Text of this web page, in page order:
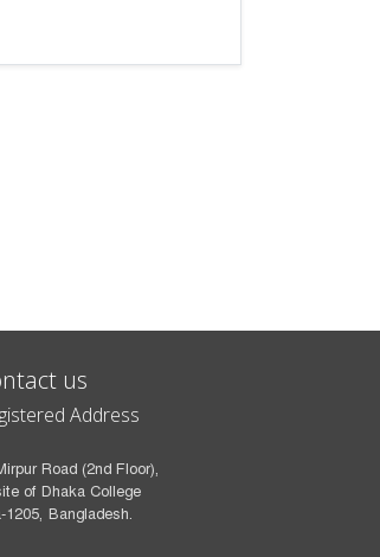
us
Address
Road (2nd Floor),
of Dhaka College
1205, Bangladesh.